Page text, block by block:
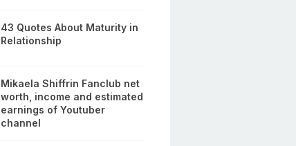
43 Quotes About Maturity in
Relationship
Mikaela Shiffrin Fanclub net
worth, income and estimated
earnings of Youtuber
channel